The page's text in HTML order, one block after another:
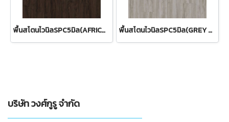
พื้นสโตนไวนิลSPC5มิล(AFRICAN SAPELE) พื้นสโตนไวนิลSPC5มิล(GREY OAK)
บริษัท วงศ์กูรู จำกัด